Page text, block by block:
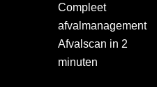
Compleet
afvalmanagement
Afvalscan in 2
minuten